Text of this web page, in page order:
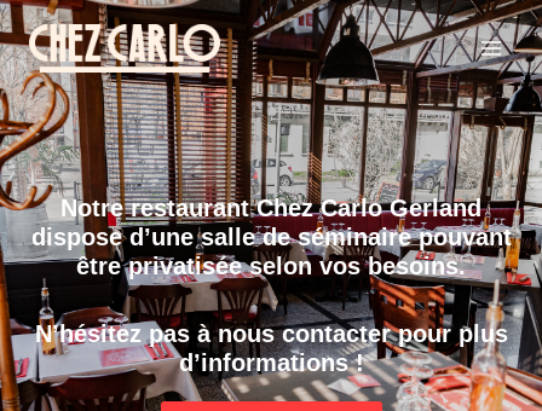
Notre restaurant Chez Carlo Gerland
dispose d’une salle de séminaire pouvant
être privatisée selon vos besoins.
N’hésitez pas à nous contacter pour plus
d’informations !